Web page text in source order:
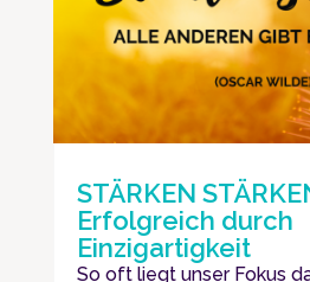
STÄRKEN
Erfolgreich durch
Einzigartigkeit
So oft liegt unser Fokus